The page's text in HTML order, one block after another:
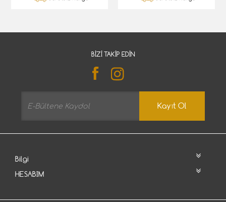
BIZI TAKIP EDIN
Kayıt Ol
Bilgi
HESABIM